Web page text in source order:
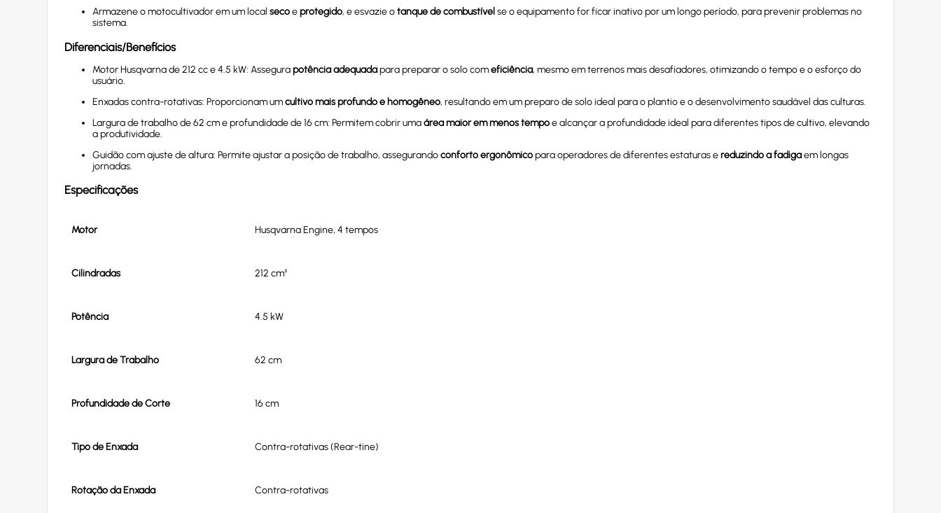
Armazene o motocultivador em um localsecoeprotegido, e esvazie otanque de combustível se o equipamento for ficar inativo por um longo período, para prevenir problemas no
sistema.
Diferenciais/Benefícios
Motor Husqvarna de 212 cc e 4.5 kW: Assegurapotência adequadapara preparar o solo comeficiência, mesmo em terrenos mais desafiadores, otimizando o tempo e o esforço do
usuário.
Enxadas contra-rotativas: Proporcionam umcultivo mais profundo e homogêneo, resultando em um preparo de solo ideal para o plantio e o desenvolvimento saudável das culturas.
Largura de trabalho de 62 cm e profundidade de 16 cm: Permitem cobrir umaárea maior em menos tempoe alcançar a profundidade ideal para diferentes tipos de cultivo, elevando
a produtividade.
Guidão com ajuste de altura: Permite ajustar a posição de trabalho, assegurandoconforto ergonômicopara operadores de diferentes estaturas ereduzindo a fadigaem longas
jornadas.
Especificações
Motor Husqvarna Engine, 4 tempos
Cilindradas 212 cm³
Potência 4.5 kW
Largura de Trabalho 62 cm
Profundidade de Corte 16 cm
Tipo de Enxada Contra-rotativas (Rear-tine)
Rotação da Enxada Contra-rotativas